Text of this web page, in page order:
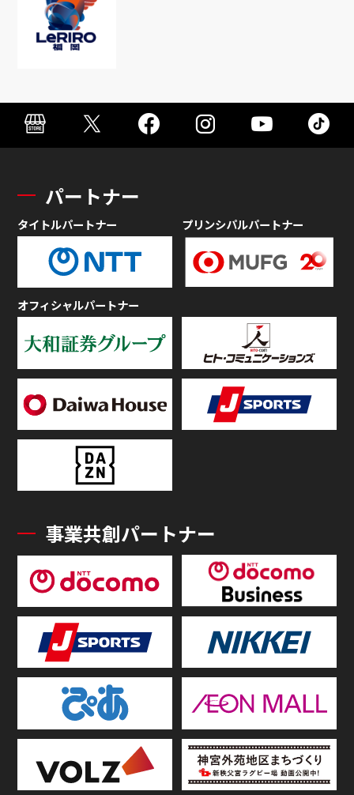
パートナー
タイトルパートナー プリンシパルパートナー
オフィシャルパートナー
事業共創パートナー